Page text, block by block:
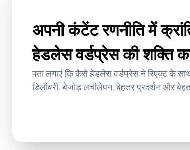
अपनी कंटेंट रणनीति में
हेडलेस वर्डप्रेस की शक्ति
पता लगाएं कि कैसे हेडलेस वर्डप्रेस ने रिएक्ट के
डिलीवरी, बेजोड़ लचीलेपन, बेहतर प्रदर्शन और